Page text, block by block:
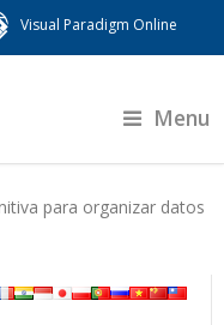
Visual Paradigm Online
Menu
para organizar datos